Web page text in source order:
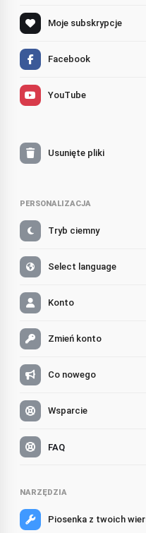
Moje subskrypcje
Facebook
YouTube
Usunięte pliki
PERSONALIZACJA
Tryb ciemny
Select language
Konto
Zmień konto
Co nowego
Wsparcie
FAQ
NARZĘDZIA
Piosenka z twoich